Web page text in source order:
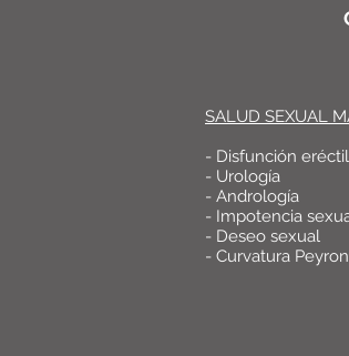
SALUD SEXUAL
- Disfunción
- Urología
- Andrología
- Impotencia
- Deseo sexual
- Curvatura